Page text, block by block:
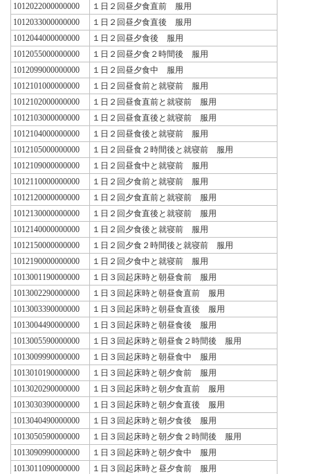
1012022000000000
１日２回昼夕食直前 服用
1012033000000000
１日２回昼夕食直後 服用
1012044000000000
１日２回昼夕食後 服用
1012055000000000
１日２回昼夕食２時間後 服用
1012099000000000
１日２回昼夕食中 服用
1012101000000000
１日２回昼食前と就寝前 服用
1012102000000000
１日２回昼食直前と就寝前 服用
1012103000000000
１日２回昼食直後と就寝前 服用
1012104000000000
１日２回昼食後と就寝前 服用
1012105000000000
１日２回昼食２時間後と就寝前 服用
1012109000000000
１日２回昼食中と就寝前 服用
1012110000000000
１日２回夕食前と就寝前 服用
1012120000000000
１日２回夕食直前と就寝前 服用
1012130000000000
１日２回夕食直後と就寝前 服用
1012140000000000
１日２回夕食後と就寝前 服用
1012150000000000
１日２回夕食２時間後と就寝前 服用
1012190000000000
１日２回夕食中と就寝前 服用
1013001190000000
１日３回起床時と朝昼食前 服用
1013002290000000
１日３回起床時と朝昼食直前 服用
1013003390000000
１日３回起床時と朝昼食直後 服用
1013004490000000
１日３回起床時と朝昼食後 服用
1013005590000000
１日３回起床時と朝昼食２時間後 服用
1013009990000000
１日３回起床時と朝昼食中 服用
1013010190000000
１日３回起床時と朝夕食前 服用
1013020290000000
１日３回起床時と朝夕食直前 服用
1013030390000000
１日３回起床時と朝夕食直後 服用
1013040490000000
１日３回起床時と朝夕食後 服用
1013050590000000
１日３回起床時と朝夕食２時間後 服用
1013090990000000
１日３回起床時と朝夕食中 服用
1013011090000000
１日３回起床時と昼夕食前 服用